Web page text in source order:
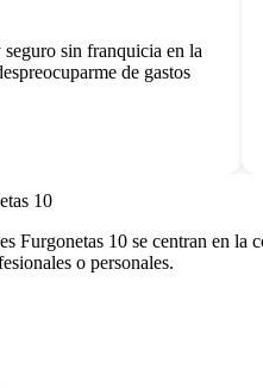
sin franquicia en la
de gastos
10
Furgonetas 10 se centran en la
o personales.